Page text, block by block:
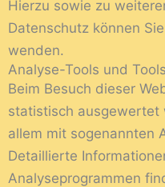
Hierzu sowie zu
Datenschutz können
wenden.
Analyse-Tools und
Beim Besuch dieser
statistisch ausgewertet
allem mit sogenannten
Detaillierte
Analyseprogrammen